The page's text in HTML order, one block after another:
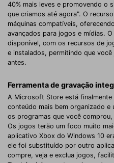
40% mais leves e promovendo o
que criamos até agora". O
máquinas compatíveis,
avançados para jogos e mídias.
disponível, com os recursos de
e instalados, permitindo que
antes.
Ferramenta de gravação
A Microsoft Store está finalmente
conteúdo mais bem organizado e
os programas que você
Os jogos terão um foco muito
aplicativo Xbox do Windows 10
ele foi substituído por outro
compre, veja e exclua jogos,